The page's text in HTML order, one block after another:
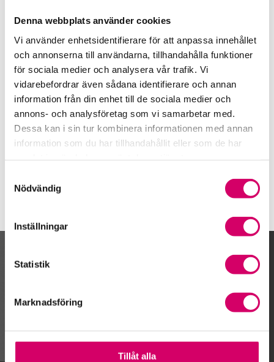
Denna webbplats använder cookies
Vi använder enhetsidentifierare för att anpassa innehållet
och annonserna till användarna, tillhandahålla funktioner
för sociala medier och analysera vår trafik. Vi
vidarebefordrar även sådana identifierare och annan
information från din enhet till de sociala medier och
annons- och analysföretag som vi samarbetar med.
Dessa kan i sin tur kombinera informationen med annan
information som du har tillhandahållit eller som de har
Nödvändig
Inställningar
Statistik
Marknadsföring
Tillåt alla
Hadil Qatanani
Auktoriserad Redovisningskonsult
BQ Bemanning AB
Stockholm
Kalendarium
Gå till kalendariet